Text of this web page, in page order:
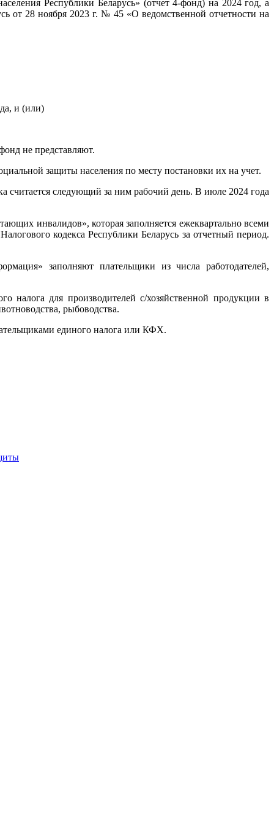
Республики Беларусь» (отчет 4-фонд) на 2024 год, а
от 28 ноября 2023 г. № 45 «О ведомственной отчетности на
и (или)
не представляют.
защиты населения по месту постановки их на учет.
считается следующий за ним рабочий день. В июле 2024 года
инвалидов», которая заполняется ежеквартально всеми
кодекса Республики Беларусь за отчетный период.
заполняют плательщики из числа работодателей,
налога для производителей с/хозяйственной продукции в
рыбоводства.
единого налога или КФХ.